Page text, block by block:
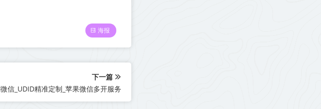
海报
下一篇
信_UDID精准定制_苹果微信多开服务